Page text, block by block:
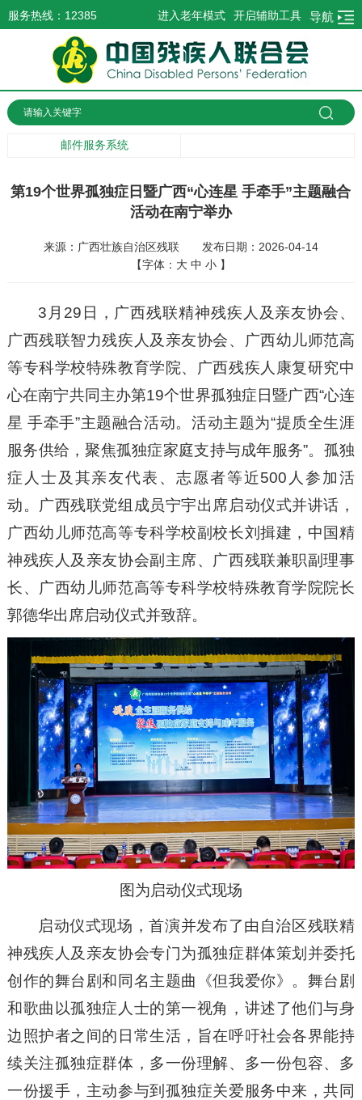
服务热线：12385 导航
开启辅助工具
进入老年模式
邮件服务系统
第19个世界孤独症日暨广西“心连星 手牵手”主题融合
活动在南宁举办
来源：广西壮族自治区残联
发布日期：2026-04-14
【字体： 大 中 小 】
3月29日，广西残联精神残疾人及亲友协会、
广西残联智力残疾人及亲友协会、广西幼儿师范高
等专科学校特殊教育学院、广西残疾人康复研究中
心在南宁共同主办第19个世界孤独症日暨广西“心连
星 手牵手”主题融合活动。活动主题为“提质全生涯
服务供给，聚焦孤独症家庭支持与成年服务”。孤独
症人士及其亲友代表、志愿者等近500人参加活
动。广西残联党组成员宁宇出席启动仪式并讲话，
广西幼儿师范高等专科学校副校长刘揖建，中国精
神残疾人及亲友协会副主席、广西残联兼职副理事
长、广西幼儿师范高等专科学校特殊教育学院院长
郭德华出席启动仪式并致辞。
图为启动仪式现场
启动仪式现场，首演并发布了由自治区残联精
神残疾人及亲友协会专门为孤独症群体策划并委托
创作的舞台剧和同名主题曲《但我爱你》。舞台剧
和歌曲以孤独症人士的第一视角，讲述了他们与身
边照护者之间的日常生活，旨在呼吁社会各界能持
续关注孤独症群体，多一份理解、多一份包容、多
一份援手，主动参与到孤独症关爱服务中来，共同